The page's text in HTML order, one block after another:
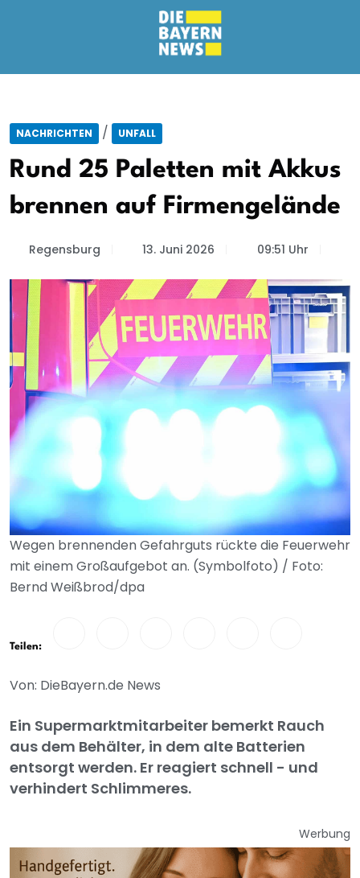
NACHRICHTEN / UNFALL
Rund 25 Paletten mit Akkus
brennen auf Firmengelände
Regensburg 13. Juni 2026 09:51 Uhr
Wegen brennenden Gefahrguts rückte die Feuerwehr
mit einem Großaufgebot an. (Symbolfoto) / Foto:
Bernd Weißbrod/dpa
Teilen:
Von: DieBayern.de News
Ein Supermarktmitarbeiter bemerkt Rauch
aus dem Behälter, in dem alte Batterien
entsorgt werden. Er reagiert schnell - und
verhindert Schlimmeres.
Werbung